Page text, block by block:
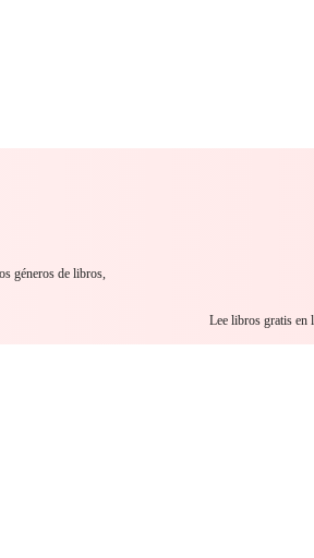
géneros de libros,
Lee libros gratis en